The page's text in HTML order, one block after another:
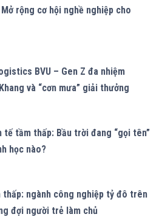
rộng cơ hội nghề nghiệp cho
BVU – Gen Z đa nhiệm
và “cơn mưa” giải thưởng
tế tầm thấp: Bầu trời đang “gọi tên”
học nào?
thấp: ngành công nghiệp tỷ đô trên
đợi người trẻ làm chủ